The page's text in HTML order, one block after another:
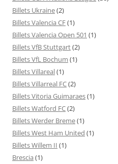
Billets Ukraine(2)
Billets Valencia CF(1)
Billets Valencia Open 501 (1)
Billets VfB Stuttgart(2)
Billets VfL Bochum (1)
Billets Villareal(1)
Billets Villarreal FC(2)
Billets Vitoria Guimaraes(1)
Billets Watford FC(2)
Billets Werder Breme(1)
Billets West Ham United (1)
Billets Willem II (1)
Brescia (1)